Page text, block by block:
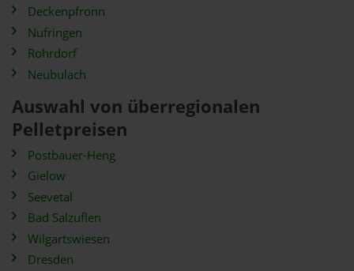
Deckenpfronn
Nufringen
Rohrdorf
Neubulach
Auswahl von überregionalen
Pelletpreisen
Postbauer-Heng
Gielow
Seevetal
Bad Salzuflen
Wilgartswiesen
Dresden